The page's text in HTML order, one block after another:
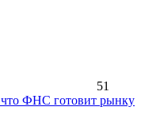
51
что ФНС готовит рынку